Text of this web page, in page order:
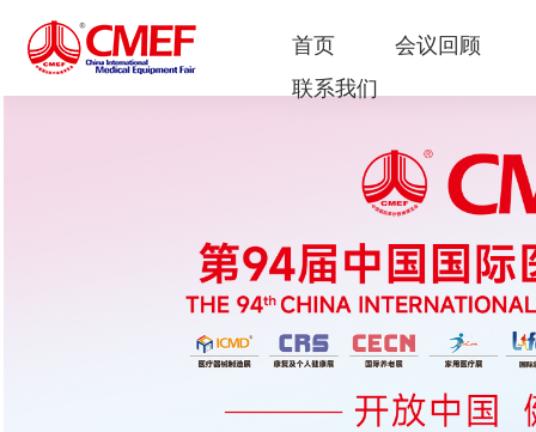
首页
会议回顾
联系我们